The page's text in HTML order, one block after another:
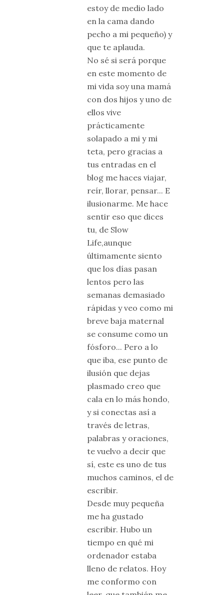
estoy de medio lado
en la cama dando
pecho a mi pequeño) y
que te aplauda.
No sé si será porque
en este momento de
mi vida soy una mamá
con dos hijos y uno de
ellos vive
prácticamente
solapado a mi y mi
teta, pero gracias a
tus entradas en el
blog me haces viajar,
reír, llorar, pensar... E
ilusionarme. Me hace
sentir eso que dices
tu, de Slow
Life,aunque
últimamente siento
que los días pasan
lentos pero las
semanas demasiado
rápidas y veo como mi
breve baja maternal
se consume como un
fósforo... Pero a lo
que iba, ese punto de
ilusión que dejas
plasmado creo que
cala en lo más hondo,
y si conectas así a
través de letras,
palabras y oraciones,
te vuelvo a decir que
sí, este es uno de tus
muchos caminos, el de
escribir.
Desde muy pequeña
me ha gustado
escribir. Hubo un
tiempo en qué mi
ordenador estaba
lleno de relatos. Hoy
me conformo con